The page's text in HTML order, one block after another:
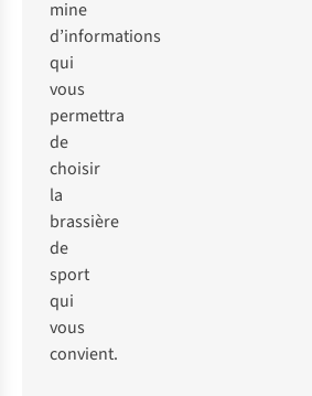
mine
d’informations
qui
vous
permettra
de
choisir
la
brassière
de
sport
qui
vous
convient.